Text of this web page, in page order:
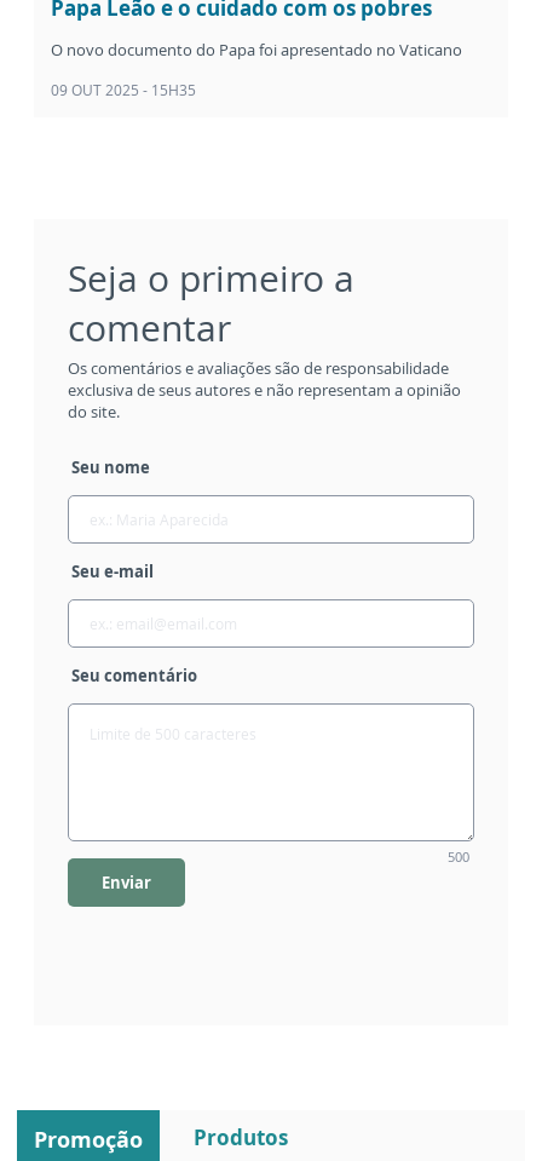
Papa Leão e o cuidado com os pobres
O novo documento do Papa foi apresentado no Vaticano
09 OUT 2025 - 15H35
Seja o primeiro a
comentar
Os comentários e avaliações são de responsabilidade
exclusiva de seus autores e não representam a opinião
do site.
Seu nome
Seu e-mail
Seu comentário
500
Enviar
Promoção Produtos